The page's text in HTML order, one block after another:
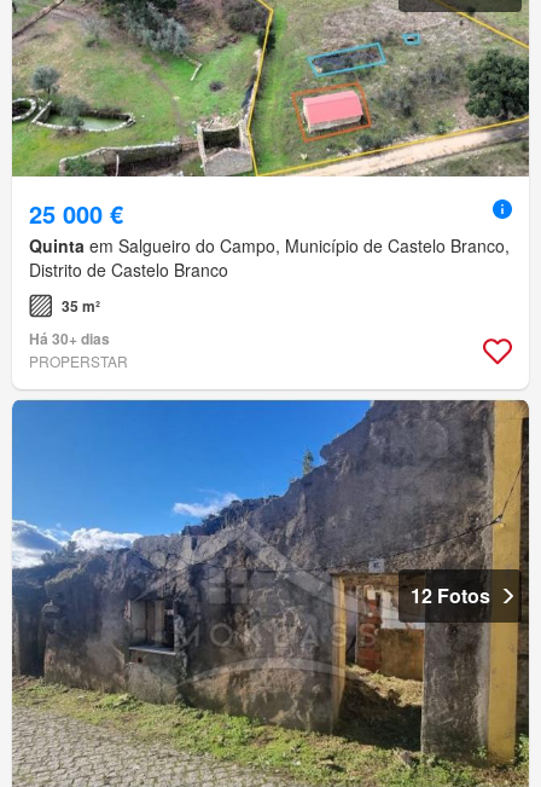
25 000 €
Quinta em Salgueiro do Campo, Município de Castelo Branco,
Distrito de Castelo Branco
35 m²
Há 30+ dias
PROPERSTAR
12 Fotos